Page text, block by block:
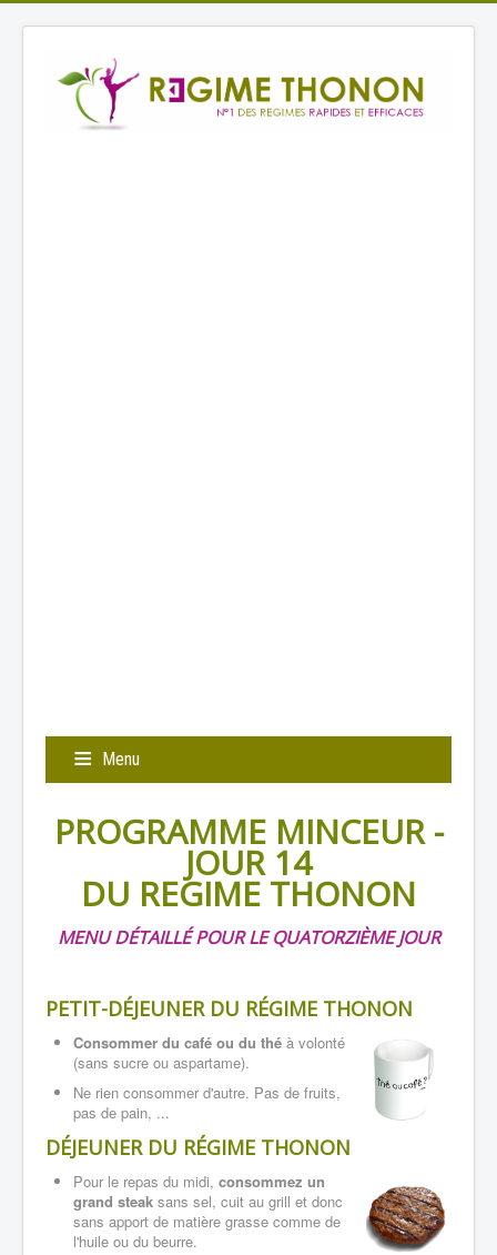
Menu
PROGRAMME MINCEUR -
JOUR 14
DU REGIME THONON
MENU DÉTAILLÉ POUR LE QUATORZIÈME JOUR
PETIT-DÉJEUNER DU RÉGIME THONON
Consommer du café ou du thé à volonté
(sans sucre ou aspartame).
Ne rien consommer d'autre. Pas de fruits,
pas de pain, ...
DÉJEUNER DU RÉGIME THONON
Pour le repas du midi, consommez un
grand steak sans sel, cuit au grill et donc
sans apport de matière grasse comme de
l'huile ou du beurre.